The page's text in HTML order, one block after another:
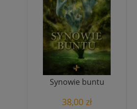
Synowie buntu
38,00 zł